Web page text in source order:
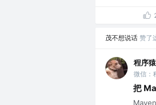
茂不想说话 赞了
程序
微信：
把